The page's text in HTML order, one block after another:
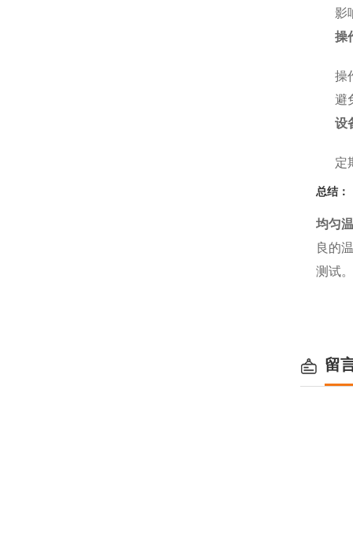
影
操
操
避
设
定
总结：
均匀
良的
测试
留